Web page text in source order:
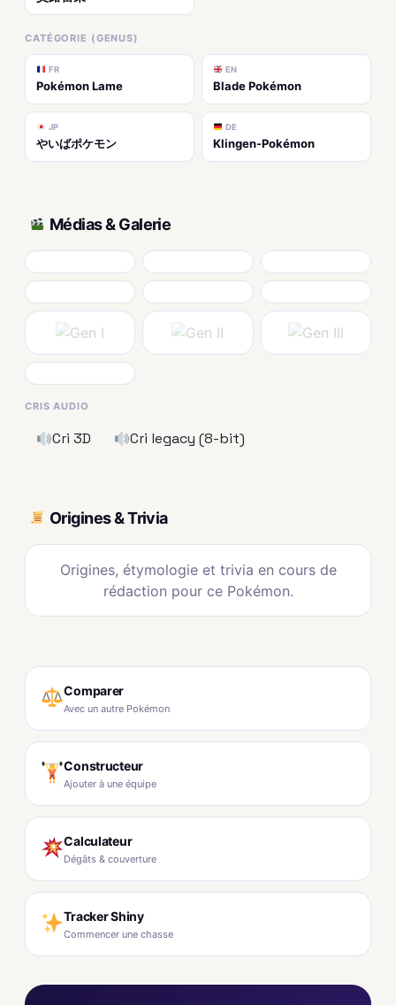
CATÉGORIE (GENUS)
FR
Pokémon Lame
EN
Blade Pokémon
JP
やいばポケモン
DE
Klingen-Pokémon
Médias & Galerie
CRIS AUDIO
Cri 3D Cri legacy (8-bit)
Origines & Trivia
Origines, étymologie et trivia en cours de
rédaction pour ce Pokémon.
Comparer
Avec un autre Pokémon
Constructeur
Ajouter à une équipe
Calculateur
Dégâts & couverture
Tracker Shiny
Commencer une chasse